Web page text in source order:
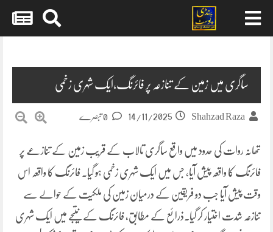
ساگری میں زمین کے تنازعہ پر فائرنگ،ایک شہری زخمی
Shahzad Raza
14/11/2025
تھانہ روات کی حدود میں واقع ساگری تالاب کے قریب زمین کے تنازعے پر
فائرنگ کا واقعہ پیش آیا، جس میں ایک شہری زخمی ہو گیا۔ فائرنگ کا واقعہ اس
وقت پیش آیا جب دو فریقین کے درمیان زمین کی ملکیت کے حوالے سے
تنازعہ شدت اختیار کر گیا۔ذرائع کے مطابق، فائرنگ کے نتیجے میں ایک شہری